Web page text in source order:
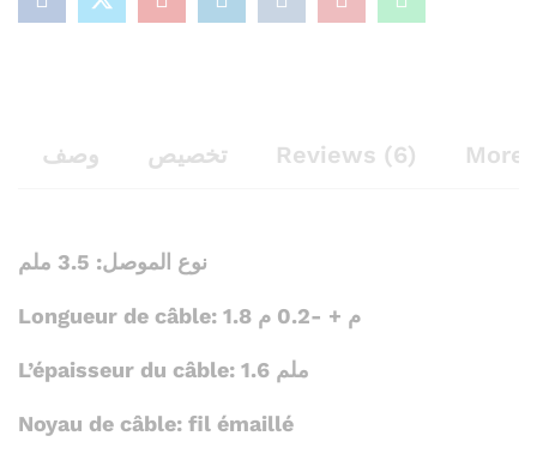
وصف تخصيص Reviews (6) More
نوع الموصل: 3.5 ملم
Longueur de câble: 1.8 م + -0.2 م
L’épaisseur du câble: 1.6 ملم
Noyau de câble: fil émaillé